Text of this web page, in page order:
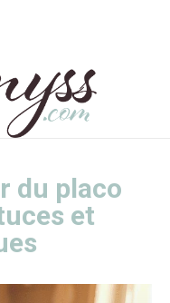
du placo
et